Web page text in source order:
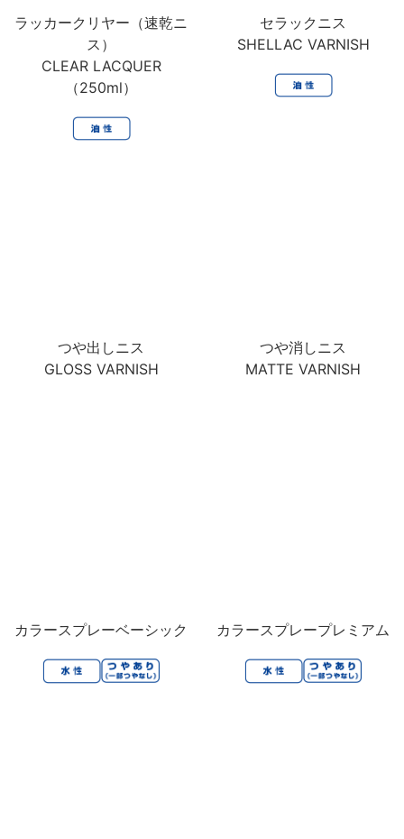
ラッカークリヤー（速乾ニ
ス）
CLEAR LACQUER
（250ml）
セラックニス
SHELLAC VARNISH
つや出しニス
GLOSS VARNISH
つや消しニス
MATTE VARNISH
カラースプレーベーシック カラースプレープレミアム